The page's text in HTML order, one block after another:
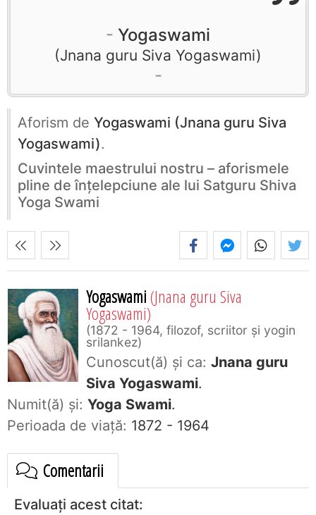
Yogaswami
Jnana guru Siva Yogaswami
Aforism de Yogaswami (Jnana guru Siva
Yogaswami).
Cuvintele maestrului nostru – aforismele
pline de înţelepciune ale lui Satguru Shiva
Yoga Swami
Yogaswami(Jnana guru Siva
Yogaswami)
1872 - 1964, filozof, scriitor şi yogin
srilankez
Cunoscut(ă) și ca: Jnana guru
Siva Yogaswami.
Numit(ă) și: Yoga Swami.
Perioada de viaţă: 1872 - 1964
Comentarii
Evaluați acest citat: